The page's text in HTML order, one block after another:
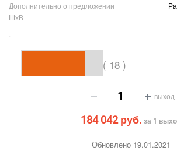
Дополнительно о предложении
ШхВ
( 18 )
выход
184 042 руб. за 1
Обновлено 19.01.2021